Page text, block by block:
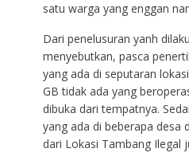
satu warga yang enggan
Dari penelusuran yanh
menyebutkan, pasca
yang ada di seputaran
GB tidak ada yang
dibuka dari tempatnya.
yang ada di beberapa desa
dari Lokasi Tambang Ilegal